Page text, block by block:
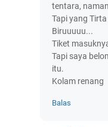
tentara,
Tapi yang
Biruuuuu...
Tiket
Tapi saya
itu.
Kolam renang
Balas